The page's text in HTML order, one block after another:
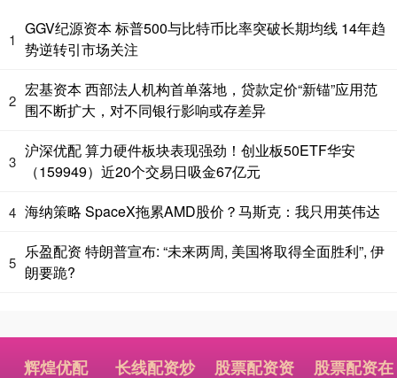
1
GGV纪源资本 标普500与比特币比率突破长期均线 14年趋
势逆转引市场关注
2
宏基资本 西部法人机构首单落地，贷款定价“新锚”应用范
围不断扩大，对不同银行影响或存差异
3
沪深优配 算力硬件板块表现强劲！创业板50ETF华安
（159949）近20个交易日吸金67亿元
4 海纳策略 SpaceX拖累AMD股价？马斯克：我只用英伟达
5
乐盈配资 特朗普宣布: “未来两周, 美国将取得全面胜利”, 伊
朗要跪?
辉煌优配 长线配资炒 股票配资资 股票配资在